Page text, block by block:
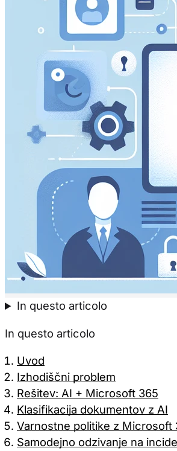
In questo articolo
In questo articolo
Uvod
Izhodiščni problem
Rešitev: AI + Microsoft 365
Klasifikacija dokumentov z AI
Varnostne politike z Microsoft
Samodejno odzivanje na
Ti piškotki nam omogočajo
naše spletne strani. Pomagajo
kako se obiskovalci premikajo
Trženjski piškotki
Te piškotke lahko na naši
uporabljajo za izgradnjo profila
straneh.
Piškotki za nastavitve
Ti piškotki omogočajo spletni
regija, v kateri se nahajate) in